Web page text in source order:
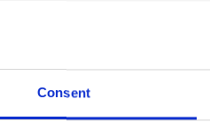
Consent